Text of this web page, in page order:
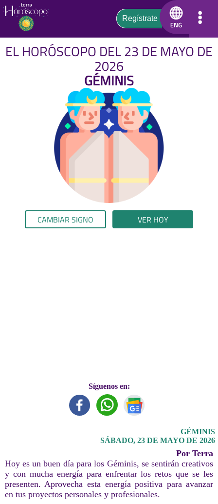
EL HORÓSCOPO DEL 23 DE MAYO DE
2026
GÉMINIS
CAMBIAR SIGNO VER HOY
Síguenos en:
GÉMINIS
SÁBADO, 23 DE MAYO DE 2026
Por Terra
Hoy es un buen día para los Géminis, se sentirán creativos
y con mucha energía para enfrentar los retos que se les
presenten. Aprovecha esta energía positiva para avanzar
en tus proyectos personales y profesionales.